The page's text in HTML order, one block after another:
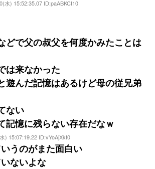
水) 15:52:35.07 ID:paABKCI10
どで父の叔父を何度かみたことは
は来なかった
遊んだ記憶はあるけど母の従兄弟
ない
記憶に残らない存在だなｗ
) 15:07:19.22 ID:vYoAjXkt0
うのがまた面白い
ないよな